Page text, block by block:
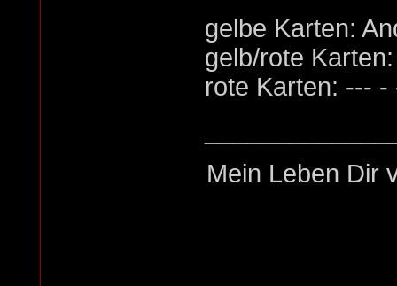
gelbe Karten:
gelb/rote
rote Karten: --- -
Mein Leben Dir